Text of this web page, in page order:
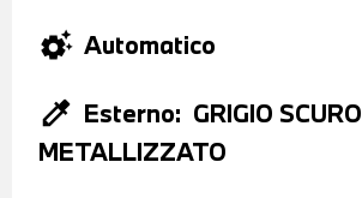
settings_suggest Automatico
colorize Esterno: GRIGIO SCURO
METALLIZZATO